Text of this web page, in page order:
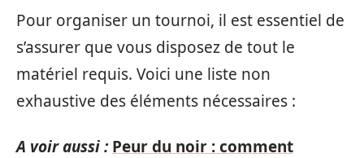
Pour organiser un tournoi, il est essentiel de
s’assurer que vous disposez de tout le
matériel requis. Voici une liste non
exhaustive des éléments nécessaires :
A voir aussi : Peur du noir : comment